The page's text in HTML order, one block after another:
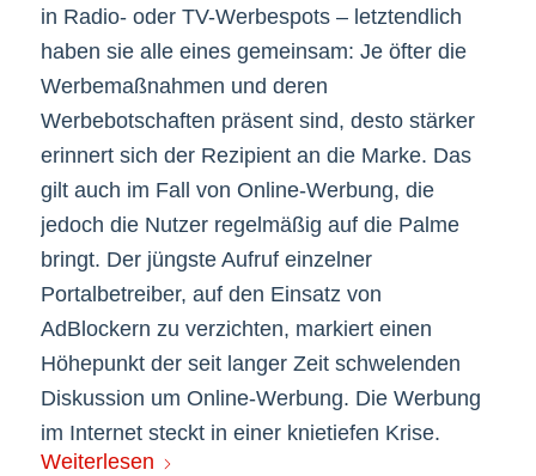
in Radio- oder TV-Werbespots – letztendlich
haben sie alle eines gemeinsam: Je öfter die
Werbemaßnahmen und deren
Werbebotschaften präsent sind, desto stärker
erinnert sich der Rezipient an die Marke. Das
gilt auch im Fall von Online-Werbung, die
jedoch die Nutzer regelmäßig auf die Palme
bringt. Der jüngste Aufruf einzelner
Portalbetreiber, auf den Einsatz von
AdBlockern zu verzichten, markiert einen
Höhepunkt der seit langer Zeit schwelenden
Diskussion um Online-Werbung. Die Werbung
im Internet steckt in einer knietiefen Krise.
Weiterlesen